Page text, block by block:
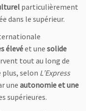
particulièrement
dans le supérieur.
élevéet une solide
tout au long de
plus, selon L’Express
uneautonomie et une
supérieures.